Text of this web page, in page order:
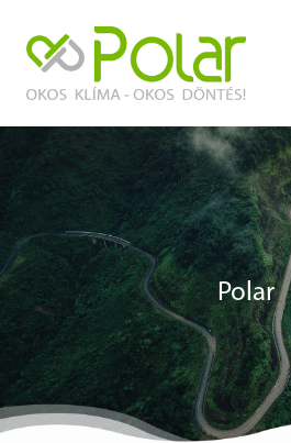
Polar